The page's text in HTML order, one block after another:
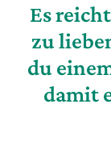
Es
zu
du
damit